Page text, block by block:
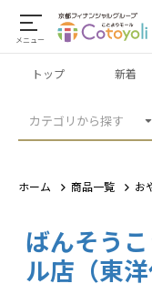
メニュー
カテゴリから探す
トップ 新着
ホーム 商品一覧 お
ばんそう
ル店（東洋